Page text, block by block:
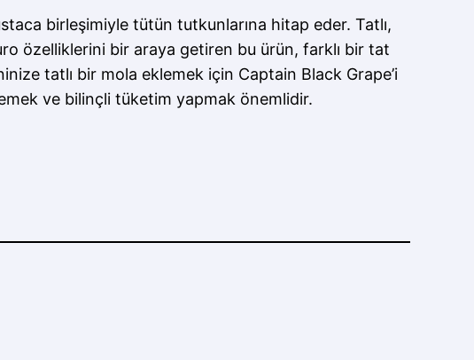
birleşimiyle tütün tutkunlarına hitap eder. Tatlı,
özelliklerini bir araya getiren bu ürün, farklı bir tat
tatlı bir mola eklemek için Captain Black Grape’i
ve bilinçli tüketim yapmak önemlidir.